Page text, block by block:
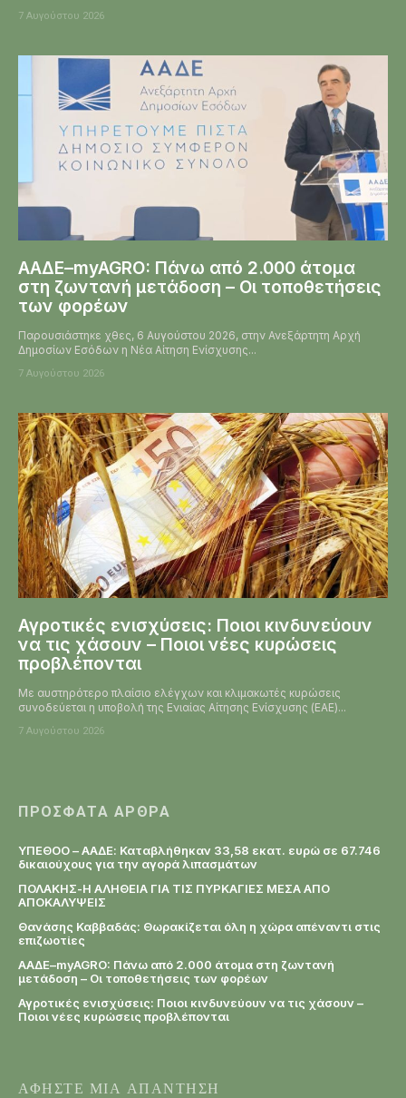
7 Αυγούστου 2026
ΑΑΔΕ–myAGRO: Πάνω από 2.000 άτομα
στη ζωντανή μετάδοση – Οι τοποθετήσεις
των φορέων
Παρουσιάστηκε χθες, 6 Αυγούστου 2026, στην Ανεξάρτητη Αρχή
Δημοσίων Εσόδων η Νέα Αίτηση Ενίσχυσης...
7 Αυγούστου 2026
Αγροτικές ενισχύσεις: Ποιοι κινδυνεύουν
να τις χάσουν – Ποιοι νέες κυρώσεις
προβλέπονται
Με αυστηρότερο πλαίσιο ελέγχων και κλιμακωτές κυρώσεις
συνοδεύεται η υποβολή της Ενιαίας Αίτησης Ενίσχυσης (ΕΑΕ)...
7 Αυγούστου 2026
ΠΡΌΣΦΑΤΑ ΆΡΘΡΑ
ΥΠΕΘΟΟ – ΑΑΔΕ: Καταβλήθηκαν 33,58 εκατ. ευρώ σε 67.746
δικαιούχους για την αγορά λιπασμάτων
ΠΟΛΑΚΗΣ-Η ΑΛΗΘΕΙΑ ΓΙΑ ΤΙΣ ΠΥΡΚΑΓΙΕΣ ΜΕΣΑ ΑΠΟ
ΑΠΟΚΑΛΥΨΕΙΣ
Θανάσης Καββαδάς: Θωρακίζεται όλη η χώρα απέναντι στις
επιζωοτίες
ΑΑΔΕ–myAGRO: Πάνω από 2.000 άτομα στη ζωντανή
μετάδοση – Οι τοποθετήσεις των φορέων
Αγροτικές ενισχύσεις: Ποιοι κινδυνεύουν να τις χάσουν –
Ποιοι νέες κυρώσεις προβλέπονται
ΑΦΗΣΤΕ ΜΙΑ ΑΠΑΝΤΗΣΗ